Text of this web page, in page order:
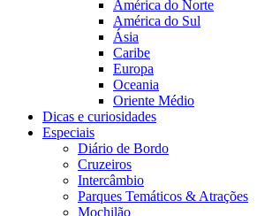
América do Norte
América do Sul
Ásia
Caribe
Europa
Oceania
Oriente Médio
Dicas e curiosidades
Especiais
Diário de Bordo
Cruzeiros
Intercâmbio
Parques Temáticos & Atrações
Mochilão